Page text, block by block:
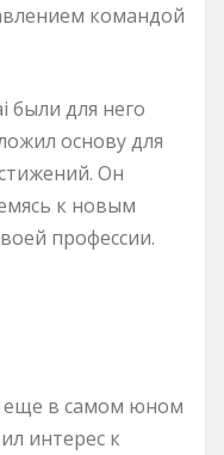
командой
были для него
основу для
Он
к новым
профессии.
еще в самом юном
интерес к